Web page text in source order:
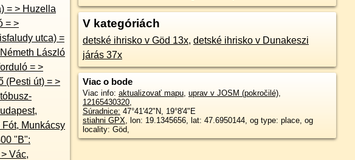
utca) =
Munkácsy
"B":
V kategóriách
detské ihrisko v Göd 13x, detské ihrisko v Dunakeszi
járás 37x
Viac o bode
Viac info: aktualizovať mapu, uprav v JOSM (pokročilé),
12165430320,
Súradnice: 47°41'42"N, 19°8'4"E
stiahni GPX, lon: 19.1345656, lat: 47.6950144, og type: place, og
locality: Göd,